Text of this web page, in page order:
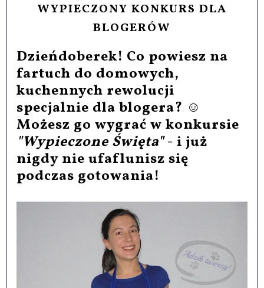
WYPIECZONY KONKURS DLA
BLOGERÓW
Dzieńdoberek! Co powiesz na
fartuch do domowych,
kuchennych rewolucji
specjalnie dla blogera? ☺
Możesz go wygrać w konkursie
"Wypieczone Święta"- i już
nigdy nie ufaflunisz się
podczas gotowania!